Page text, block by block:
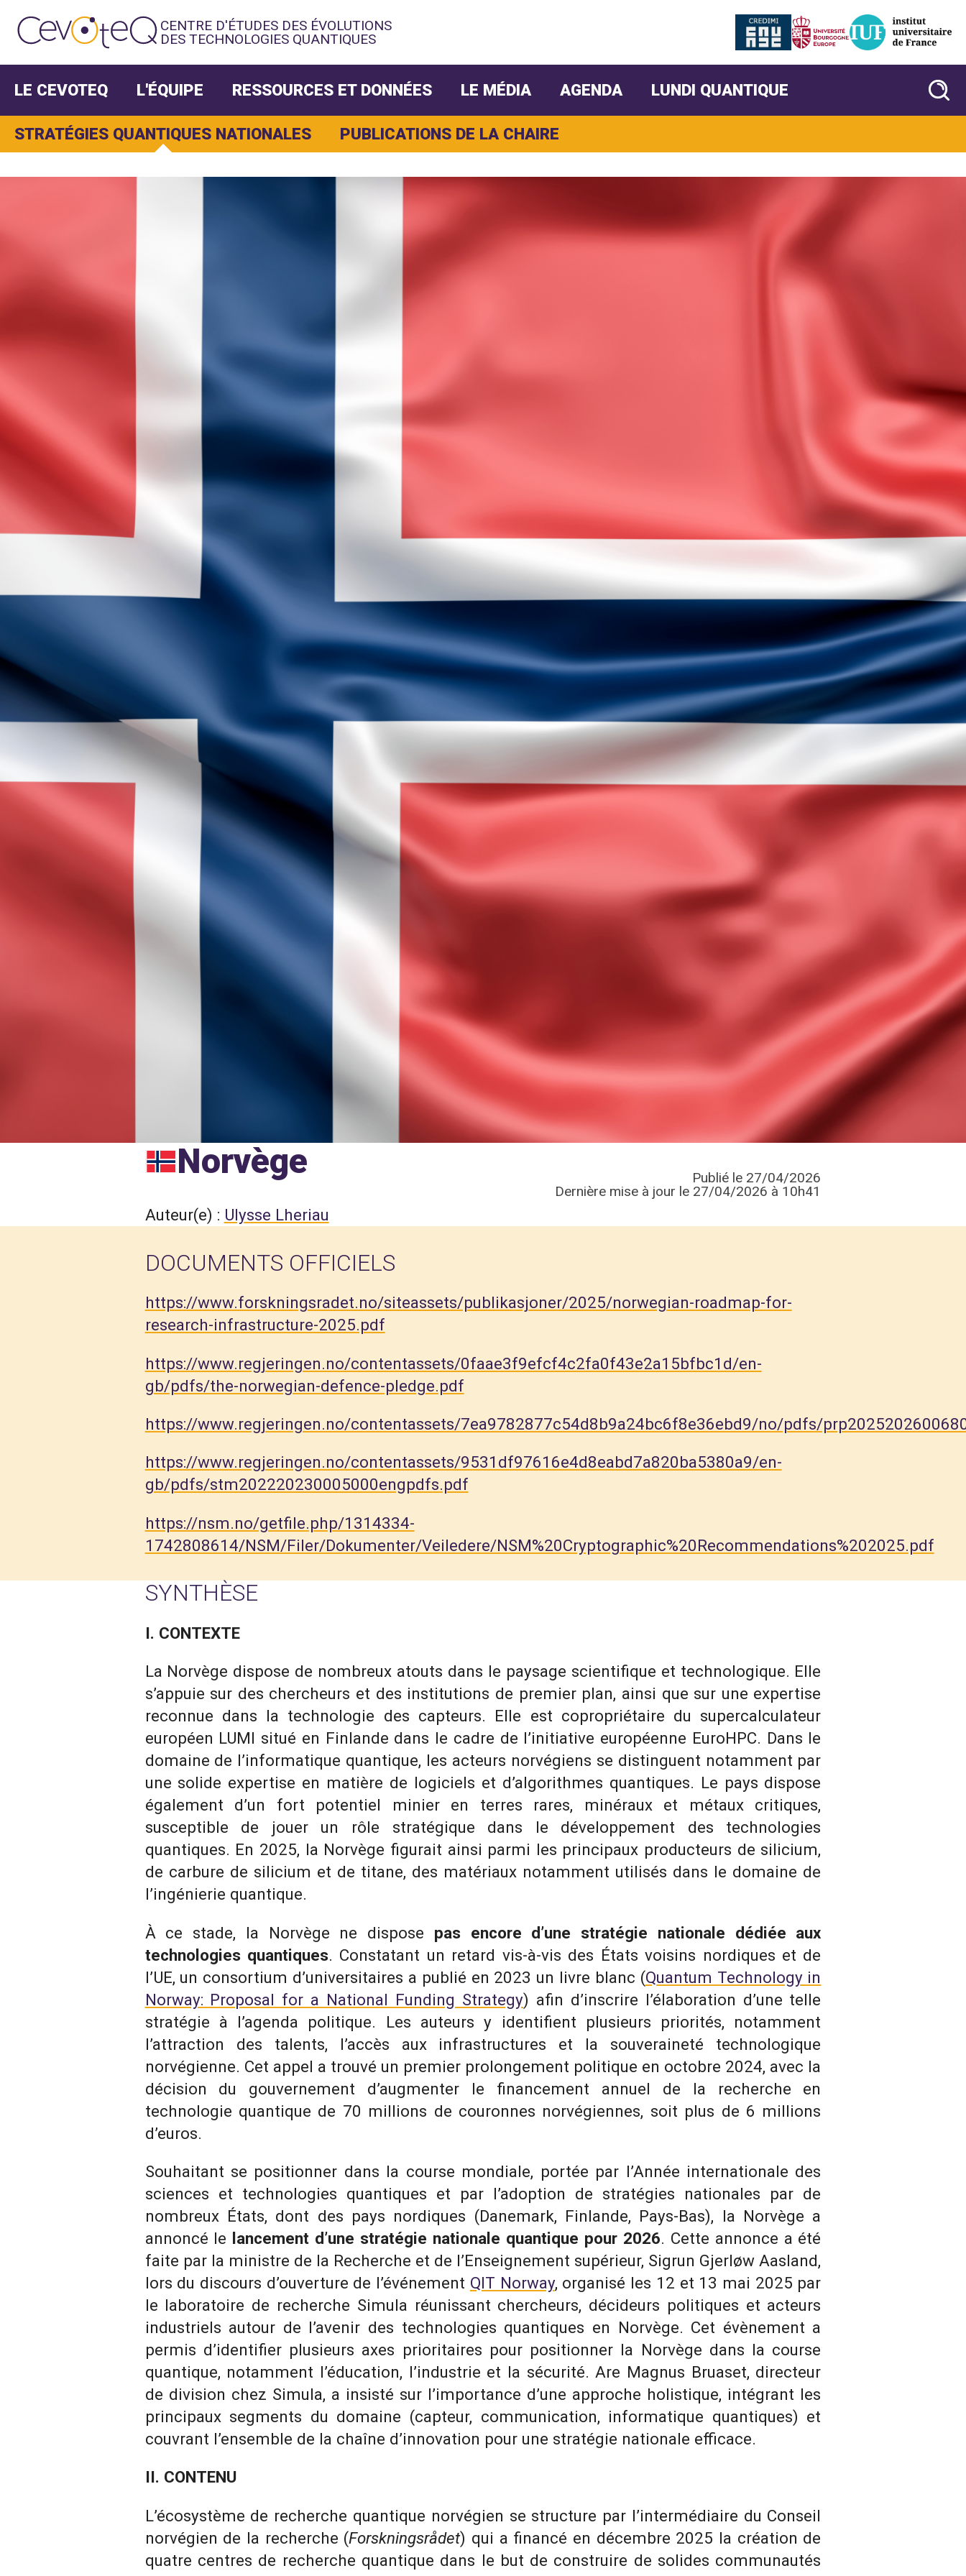
CENTRE D'ÉTUDES DES ÉVOLUTIONS
DES TECHNOLOGIES QUANTIQUES
LE CEVOTEQ L'ÉQUIPE RESSOURCES ET DONNÉES LE MÉDIA AGENDA LUNDI QUANTIQUE
STRATÉGIES QUANTIQUES NATIONALES PUBLICATIONS DE LA CHAIRE
Norvège
Auteur(e) : Ulysse Lheriau
Publié le 27/04/2026
Dernière mise à jour le 27/04/2026 à 10h41
DOCUMENTS OFFICIELS
https://www.forskningsradet.no/siteassets/publikasjoner/2025/norwegian-roadmap-for-
research-infrastructure-2025.pdf
https://www.regjeringen.no/contentassets/0faae3f9efcf4c2fa0f43e2a15bfbc1d/en-
gb/pdfs/the-norwegian-defence-pledge.pdf
https://www.regjeringen.no/contentassets/7ea9782877c54d8b9a24bc6f8e36ebd9/no/pdfs/
https://www.regjeringen.no/contentassets/9531df97616e4d8eabd7a820ba5380a9/en-
gb/pdfs/stm202220230005000engpdfs.pdf
https://nsm.no/getfile.php/1314334-
1742808614/NSM/Filer/Dokumenter/Veiledere/NSM%20Cryptographic%20Recommendations%202025.pdf
SYNTHÈSE
I. CONTEXTE
La Norvège dispose de nombreux atouts dans le paysage scientifique et technologique. Elle
s’appuie sur des chercheurs et des institutions de premier plan, ainsi que sur une expertise
reconnue dans la technologie des capteurs. Elle est copropriétaire du supercalculateur
européen LUMI situé en Finlande dans le cadre de l’initiative européenne EuroHPC. Dans le
domaine de l’informatique quantique, les acteurs norvégiens se distinguent notamment par
une solide expertise en matière de logiciels et d’algorithmes quantiques. Le pays dispose
également d’un fort potentiel minier en terres rares, minéraux et métaux critiques,
susceptible de jouer un rôle stratégique dans le développement des technologies
quantiques. En 2025, la Norvège figurait ainsi parmi les principaux producteurs de silicium,
de carbure de silicium et de titane, des matériaux notamment utilisés dans le domaine de
l’ingénierie quantique.
À ce stade, la Norvège ne dispose pas encore d’une stratégie nationale dédiée aux
technologies quantiques. Constatant un retard vis-à-vis des États voisins nordiques et de
l’UE, un consortium d’universitaires a publié en 2023 un livre blanc (Quantum Technology in
Norway: Proposal for a National Funding Strategy) afin d’inscrire l’élaboration d’une telle
stratégie à l’agenda politique. Les auteurs y identifient plusieurs priorités, notamment
l’attraction des talents, l’accès aux infrastructures et la souveraineté technologique
norvégienne. Cet appel a trouvé un premier prolongement politique en octobre 2024, avec la
décision du gouvernement d’augmenter le financement annuel de la recherche en
technologie quantique de 70 millions de couronnes norvégiennes, soit plus de 6 millions
d’euros.
Souhaitant se positionner dans la course mondiale, portée par l’Année internationale des
sciences et technologies quantiques et par l’adoption de stratégies nationales par de
nombreux États, dont des pays nordiques (Danemark, Finlande, Pays-Bas), la Norvège a
annoncé le lancement d’une stratégie nationale quantique pour 2026. Cette annonce a été
faite par la ministre de la Recherche et de l’Enseignement supérieur, Sigrun Gjerløw Aasland,
lors du discours d’ouverture de l’événement QIT Norway, organisé les 12 et 13 mai 2025 par
le laboratoire de recherche Simula réunissant chercheurs, décideurs politiques et acteurs
industriels autour de l’avenir des technologies quantiques en Norvège. Cet évènement a
permis d’identifier plusieurs axes prioritaires pour positionner la Norvège dans la course
quantique, notamment l’éducation, l’industrie et la sécurité. Are Magnus Bruaset, directeur
de division chez Simula, a insisté sur l’importance d’une approche holistique, intégrant les
principaux segments du domaine (capteur, communication, informatique quantiques) et
couvrant l’ensemble de la chaîne d’innovation pour une stratégie nationale efficace.
II. CONTENU
L’écosystème de recherche quantique norvégien se structure par l’intermédiaire du Conseil
norvégien de la recherche (Forskningsrådet) qui a financé en décembre 2025 la création de
quatre centres de recherche quantique dans le but de construire de solides communautés